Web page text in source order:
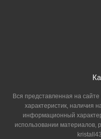
Вся представленная на
характеристик, наличия
информационный
использовании материалов,